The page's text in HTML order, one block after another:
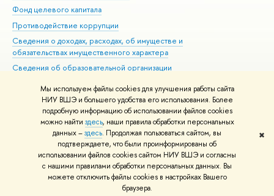
Мы используем файлы cookies для улучшения работы сайта
НИУ ВШЭ и большего удобства его использования. Более
подробную информацию об использовании файлов cookies
можно найти здесь, наши правила обработки персональных
данных –здесь. Продолжая пользоваться сайтом, вы
подтверждаете, что были проинформированы об
использовании файлов cookies сайтом НИУ ВШЭ и согласны
с нашими правилами обработки персональных данных. Вы
можете отключить файлы cookies в настройках Вашего
браузера.
✖
Фонд целевого капитала
Противодействие коррупции
Сведения о доходах, расходах, об имуществе и
обязательствах имущественного характера
Сведения об образовательной организации
Людям с ограниченными возможностями здоровья
Единая платежная страница
Работа в Вышке
© НИУ ВШЭ 1993–2026 Адреса и контакты Условия использования
материалов Политика конфиденциальности Карта сайта
Шрифты HSE Sans и HSE Slab разработаны вШколе дизайна НИУ ВШЭ